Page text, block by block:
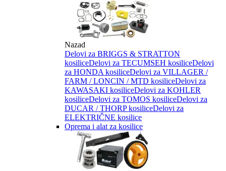
Nazad
Delovi za BRIGGS & STRATTON
kosiliceDelovi za TECUMSEH kosiliceDelovi
za HONDA kosiliceDelovi za VILLAGER /
FARM / LONCIN / MTD kosiliceDelovi za
KAWASAKI kosiliceDelovi za KOHLER
kosiliceDelovi za TOMOS kosiliceDelovi za
DUCAR / THORP kosiliceDelovi za
ELEKTRIČNE kosilice
Oprema i alat za kosilice